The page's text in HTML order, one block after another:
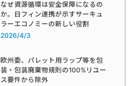
なぜ資源循環は安全保障になるの
か。日フィン連携が示すサーキュ
ラーエコノミーの新しい役割
2026/4/3
欧州委、パレット用ラップ等を包
装・包装廃棄物規則の100%リユー
ス要件から除外